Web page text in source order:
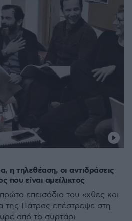
η τηλεθέαση, οι αντιδράσεις
που είναι αμείλικτος
επεισόδιο του «χθες και
Πάτρας επέστρεψε στη
από το συρτάρι